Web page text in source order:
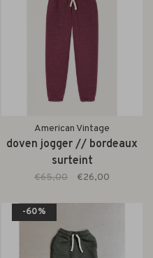
American Vintage
doven jogger // bordeaux
surteint
€65,00 €26,00
-60%